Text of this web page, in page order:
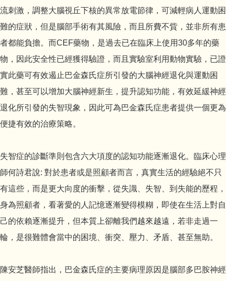
流刺激，調整大腦視丘下核的異常放電節律，可減輕病人運動困
難的症狀，但是腦部手術有其風險，而且所費不貲，並非所有患
者都能負擔。而CEF藥物，是過去已在臨床上使用30多年的藥
物，因此安全性已經獲得驗證，而且實驗室利用動物實驗，已證
實此藥可有效遏止巴金森氏症所引發的大腦神經退化與運動困
難，甚至可以增加大腦神經新生，提升認知功能，有效延緩神經
退化所引發的失智現象，因此可為巴金森氏症患者提供一個更為
便捷有效的治療策略。
失智症的診斷準則包含六大項度的認知功能逐漸退化。臨床心理
師何詩君說: 對於患者或是照顧者而言，真實生活的經驗絕不只
有這些，而是更大向度的衝擊，從失識、失智、到失能的歷程，
身為照顧者，看著愛的人記憶逐漸變得模糊，即使在生活上對自
己的依賴逐漸提升，但本質上卻離我們越來越遠，若非走過一
輪，是很難體會當中的困境、衝突、壓力、矛盾、甚至無助。
陳安芝醫師指出，巴金森氏症的主要病理原因是腦部多巴胺神經